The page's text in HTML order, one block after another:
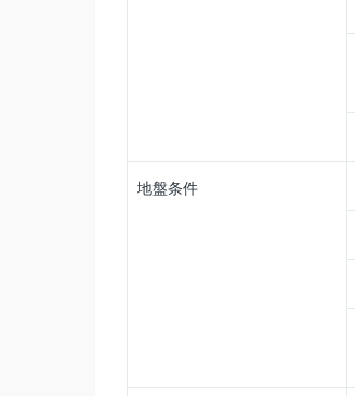
地盤条件